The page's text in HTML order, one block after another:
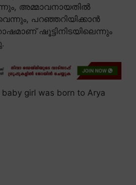
അമ്മാവനായതിൽ
പറഞ്ഞറിയിക്കാൻ
ഷൂട്ടിനിടയിലെന്നും
girl was born to Arya